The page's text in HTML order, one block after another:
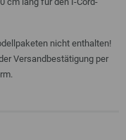
nicht enthalten!
Versandbestätigung per